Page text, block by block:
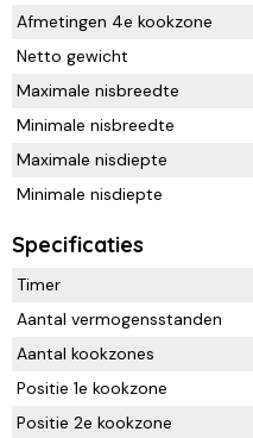
Afmetingen 4e kookzone
Netto gewicht
Maximale nisbreedte
Minimale nisbreedte
Maximale nisdiepte
Minimale nisdiepte
Specificaties
Timer
Aantal vermogensstanden
Aantal kookzones
Positie 1e kookzone
Positie 2e kookzone